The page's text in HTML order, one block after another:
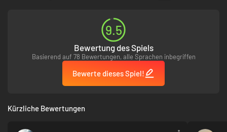
9.5
Bewertung des Spiels
Basierend auf 78 Bewertungen, alle Sprachen inbegriffen
Bewerte dieses Spiel!
Kürzliche Bewertungen